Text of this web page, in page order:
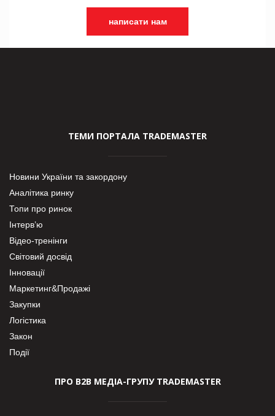
написати нам
ТЕМИ ПОРТАЛА TRADEMASTER
Новини України та закордону
Аналітика ринку
Топи про ринок
Інтерв’ю
Відео-тренінги
Світовий досвід
Інновації
Маркетинг&Продажі
Закупки
Логістика
Закон
Події
ПРО В2В МЕДІА-ГРУПУ TRADEMASTER